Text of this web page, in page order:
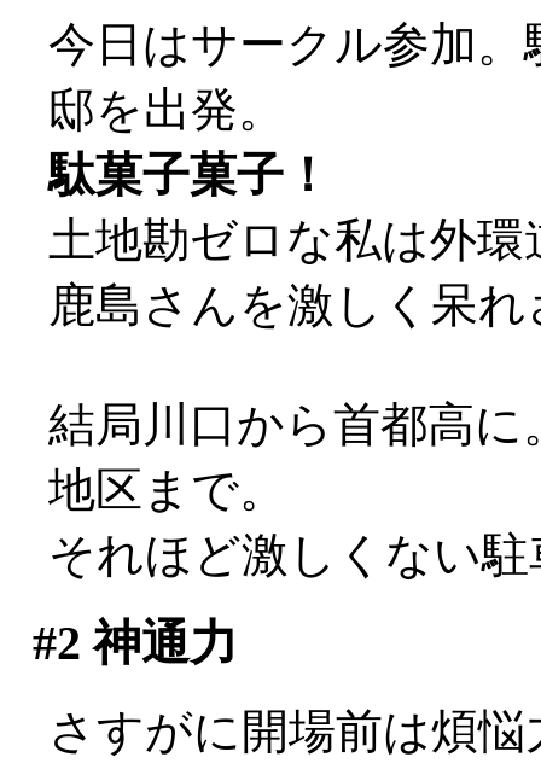
今日はサークル参加
邸を出発。
駄菓子菓子！
土地勘ゼロな私は外
鹿島さんを激しく呆
結局川口から首都高
地区まで。
それほど激しくない
#2 神通力
さすがに開場前は煩